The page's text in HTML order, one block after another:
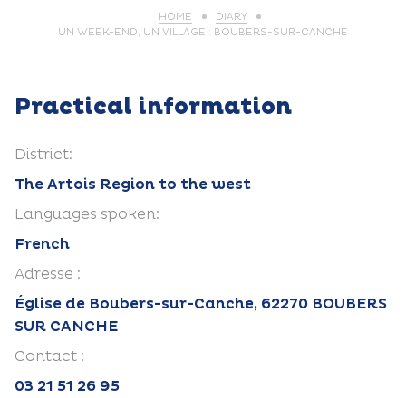
HOME
DIARY
UN WEEK-END, UN VILLAGE : BOUBERS-SUR-CANCHE
Practical information
District:
The Artois Region to the west
Languages spoken:
French
Adresse :
Église de Boubers-sur-Canche, 62270 BOUBERS
SUR CANCHE
Contact :
03 21 51 26 95